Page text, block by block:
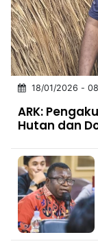
INDONESIA
Partner
NTB
Time
IDN
Jogja
Rakyat
News
Notice
Baru
Follow
Kabarbaru
18/01/2026 -
ARK:
Hutan dan